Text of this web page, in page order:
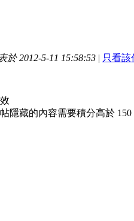
於 2012-5-11 15:58:53 | 只看該
隱藏的內容需要積分高於